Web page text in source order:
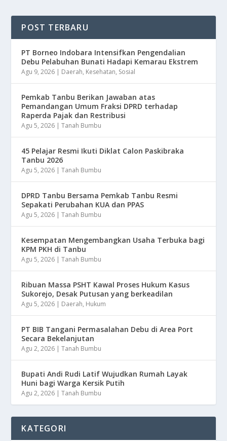
POST TERBARU
​PT Borneo Indobara Intensifkan Pengendalian
Debu Pelabuhan Bunati Hadapi Kemarau Ekstrem
Agu 9, 2026 | Daerah, Kesehatan, Sosial
Pemkab Tanbu Berikan Jawaban atas
Pemandangan Umum Fraksi DPRD terhadap
Raperda Pajak dan Restribusi
Agu 5, 2026 |Tanah Bumbu
45 Pelajar Resmi Ikuti Diklat Calon Paskibraka
Tanbu 2026
Agu 5, 2026 |Tanah Bumbu
DPRD Tanbu Bersama Pemkab Tanbu Resmi
Sepakati Perubahan KUA dan PPAS
Agu 5, 2026 |Tanah Bumbu
Kesempatan Mengembangkan Usaha Terbuka bagi
KPM PKH di Tanbu
Agu 5, 2026 |Tanah Bumbu
Ribuan Massa PSHT Kawal Proses Hukum Kasus
Sukorejo, Desak Putusan yang berkeadilan
Agu 5, 2026 | Daerah, Hukum
PT BIB Tangani Permasalahan Debu di Area Port
Secara Bekelanjutan
Agu 2, 2026 |Tanah Bumbu
Bupati Andi Rudi Latif Wujudkan Rumah Layak
Huni bagi Warga Kersik Putih
Agu 2, 2026 |Tanah Bumbu
KATEGORI